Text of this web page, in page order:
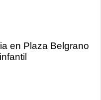
en Plaza Belgrano